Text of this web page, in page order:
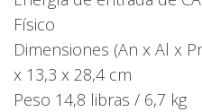
Físico
Dimensiones (An x Al x
x 13,3 x 28,4 cm
Peso 14,8 libras / 6,7 kg